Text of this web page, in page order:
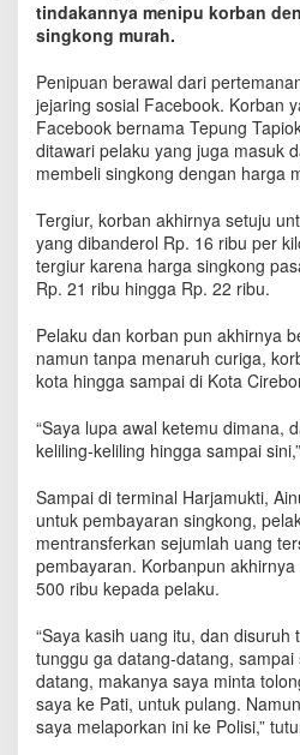
o
B
o
c
h
1
T
a
h
u
A
s
a
P
a
t
i
T
e
r
l
a
t
a
r
d
i
tindakannya menipu korban
singkong murah.
Penipuan berawal dari
jejaring sosial Facebook. Korban
Facebook bernama Tepung
ditawari pelaku yang juga masuk
membeli singkong dengan harga
Tergiur, korban akhirnya setuju
yang dibanderol Rp. 16 ribu per
tergiur karena harga singkong
Rp. 21 ribu hingga Rp. 22 ribu.
Pelaku dan korban pun akhirnya
namun tanpa menaruh curiga,
kota hingga sampai di Kota
“Saya lupa awal ketemu dimana,
keliling-keliling hingga sampai
Sampai di terminal Harjamukti,
untuk pembayaran singkong,
mentransferkan sejumlah uang
pembayaran. Korbanpun
500 ribu kepada pelaku.
“Saya kasih uang itu, dan
tunggu ga datang-datang,
datang, makanya saya minta
saya ke Pati, untuk pulang.
saya melaporkan ini ke Polisi,”